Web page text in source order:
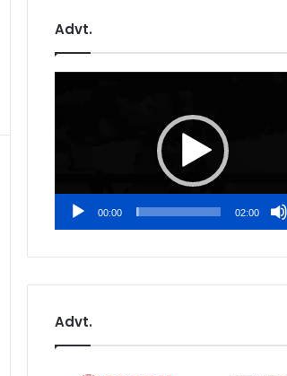
Advt.
00:00 02:00
Advt.